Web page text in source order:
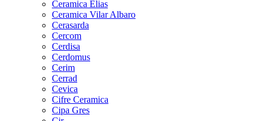
Ceramica Elias
Ceramica Vilar Albaro
Cerasarda
Cercom
Cerdisa
Cerdomus
Cerim
Cerrad
Cevica
Cifre Ceramica
Cipa Gres